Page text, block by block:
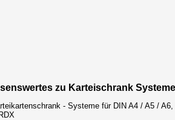
zu Karteischrank
- Systeme für DIN A4 / A5 /